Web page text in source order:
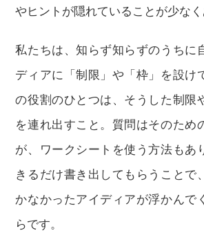
やヒントが隠れていることが少なく
私たちは、知らず知らずのうちに
ディアに「制限」や「枠」を設け
の役割のひとつは、そうした制限
を連れ出すこと。質問はそのため
が、ワークシートを使う方法もあ
きるだけ書き出してもらうことで
かなかったアイディアが浮かんで
らです。